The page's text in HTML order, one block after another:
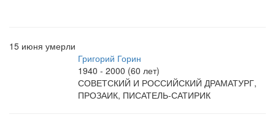
15 июня умерли
Григорий Горин
1940 - 2000 (60 лет)
СОВЕТСКИЙ И РОССИЙСКИЙ ДРАМАТУРГ,
ПРОЗАИК, ПИСАТЕЛЬ-САТИРИК